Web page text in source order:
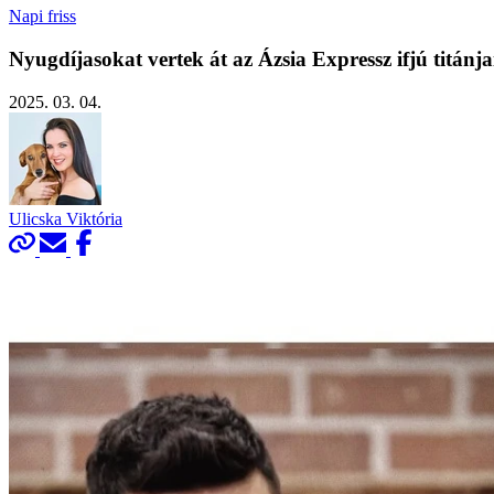
Napi friss
Nyugdíjasokat vertek át az Ázsia Expressz ifjú
2025. 03. 04.
Ulicska Viktória